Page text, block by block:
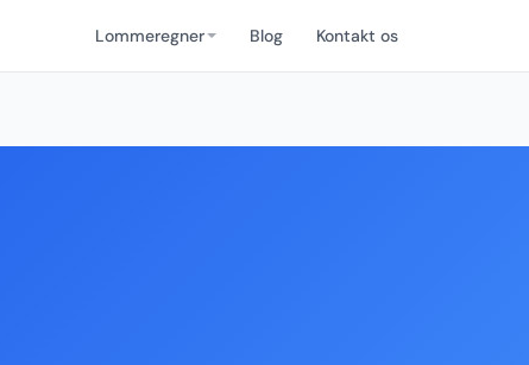
Lommeregner Blog Kontakt os